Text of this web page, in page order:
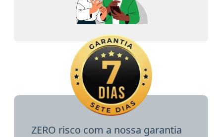
ZERO risco com a nossa garantia